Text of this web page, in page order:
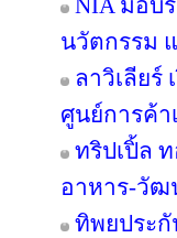
NIA มอบ
นวัตกรรม
ลาวิเลียร์
ศูนย์การค้า
ทริปเปิ้ล
อาหาร-วัฒ
ทิพยประกั